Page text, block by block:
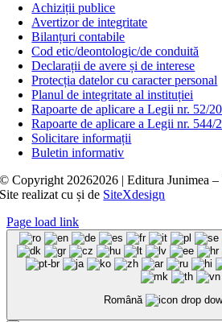
Achiziții publice
Avertizor de integritate
Bilanțuri contabile
Cod etic/deontologic/de conduită
Declarații de avere și de interese
Protecția datelor cu caracter personal
Planul de integritate al instituției
Rapoarte de aplicare a Legii nr. 52/
Rapoarte de aplicare a Legii nr. 544/
Solicitare informații
Buletin informativ
© Copyright 20262026 | Editura Junimea
Site realizat cușide SiteXdesign
Page load link
Română